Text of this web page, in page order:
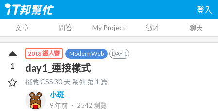
登入
文章 問答 My Project 徵才 聊天
2018 鐵人賽 Modern Web DAY 1
day1_連接樣式
挑戰 CSS 30 天 系列 第 1 篇
小斑
9 年前 ‧ 2542 瀏覽
1